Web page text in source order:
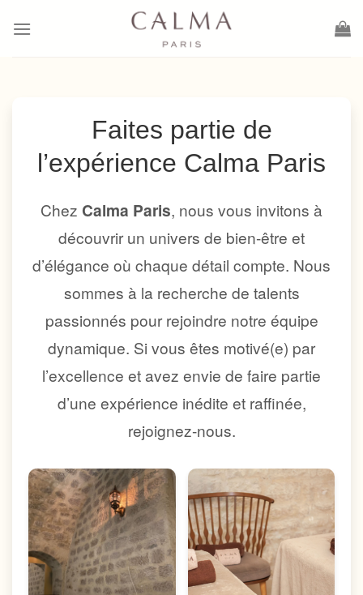
Faites partie de
l’expérience Calma Paris
Chez Calma Paris, nous vous invitons à
découvrir un univers de bien-être et
d’élégance où chaque détail compte. Nous
sommes à la recherche de talents
passionnés pour rejoindre notre équipe
dynamique. Si vous êtes motivé(e) par
l’excellence et avez envie de faire partie
d’une expérience inédite et raffinée,
rejoignez-nous.